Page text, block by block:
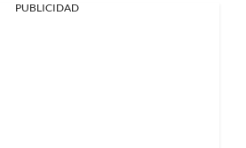
PUBLICIDAD